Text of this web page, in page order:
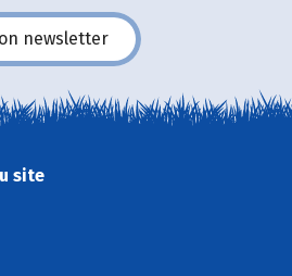
newsletter
site